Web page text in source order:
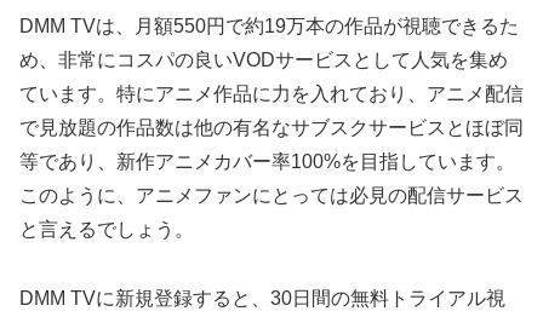
DMM TVは、月額550円で約19万本の作品が視聴できるた
め、非常にコスパの良いVODサービスとして人気を集め
ています。特にアニメ作品に力を入れており、アニメ配信
で見放題の作品数は他の有名なサブスクサービスとほぼ同
等であり、新作アニメカバー率100%を目指しています。
このように、アニメファンにとっては必見の配信サービス
と言えるでしょう。
DMM TVに新規登録すると、30日間の無料トライアル視